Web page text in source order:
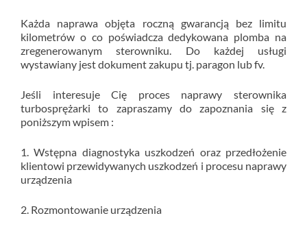
Każda naprawa objęta roczną gwarancją bez limitu
kilometrów o co poświadcza dedykowana plomba na
zregenerowanym sterowniku. Do każdej usługi
wystawiany jest dokument zakupu tj. paragon lub fv.
Jeśli interesuje Cię proces naprawy sterownika
turbosprężarki to zapraszamy do zapoznania się z
poniższym wpisem :
1. Wstępna diagnostyka uszkodzeń oraz przedłożenie
klientowi przewidywanych uszkodzeń i procesu naprawy
urządzenia
2. Rozmontowanie urządzenia